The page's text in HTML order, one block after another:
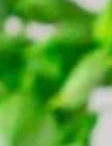
FEINKOST
UNTERNEHMEN